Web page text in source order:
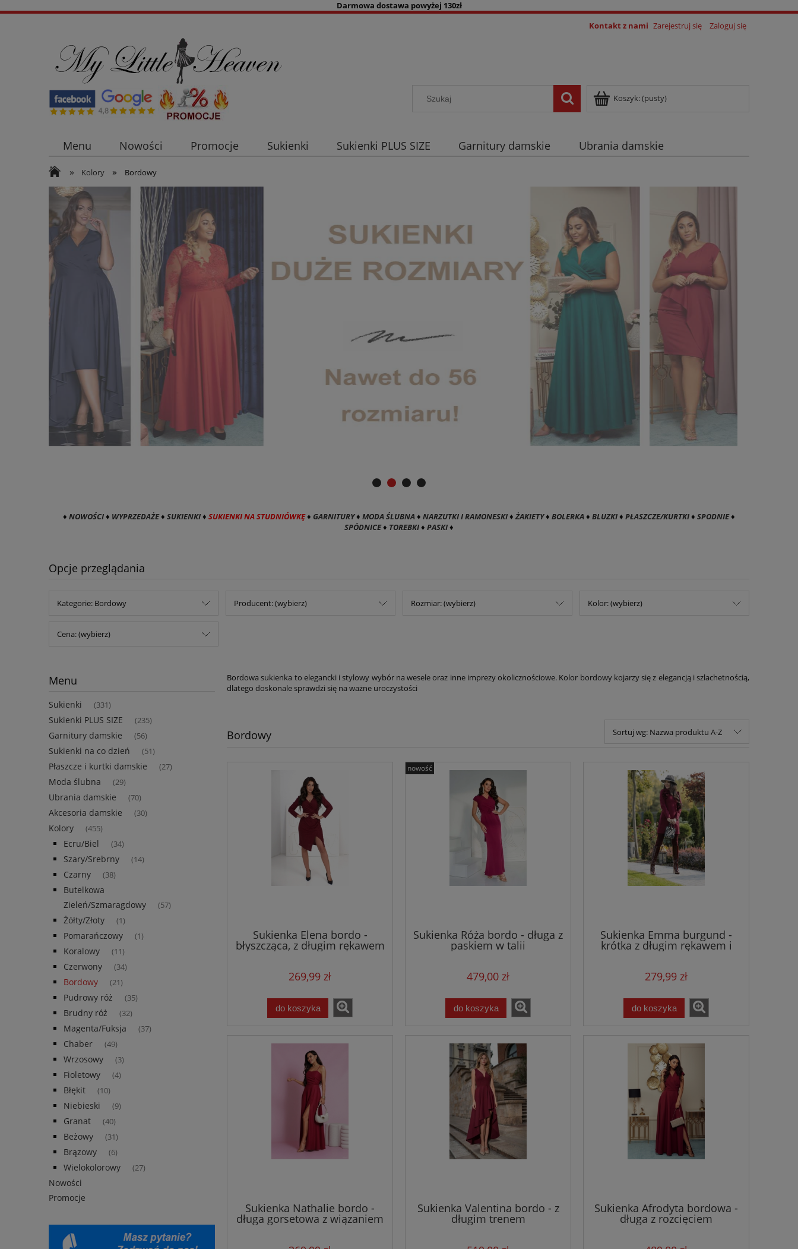
Darmowa dostawa powyżej 130zł
Kontakt z nami Zarejestruj się Zaloguj się
Koszyk:(pusty)
Menu Nowości Promocje Sukienki Sukienki PLUS SIZE Garnitury damskie
Ubrania damskie
Płaszcze i kurtki damskie
» Kolory » Bordowy
♦ NOWOŚCI♦ WYPRZEDAŻE♦ SUKIENKI♦ SUKIENKI NA STUDNIÓWKĘ♦ GARNITURY♦ MODA ŚLUBNA♦ NARZUTKI I RAMONESKI♦ŻAKIETY♦ BOLERKA♦ BLUZKI♦ PŁASZCZE/KURTKI♦ SPODNIE♦
SPÓDNICE♦ TOREBKI♦ PASKI♦
Opcje przeglądania
Kategorie: Bordowy Producent: (wybierz) Rozmiar: (wybierz) Kolor: (wybierz)
Cena: (wybierz)
Menu
Sukienki (331)
Sukienki PLUS SIZE (235)
Garnitury damskie (56)
Sukienki na co dzień (51)
Płaszcze i kurtki damskie (27)
Moda ślubna (29)
Ubrania damskie (70)
Akcesoria damskie (30)
Kolory (455)
Ecru/Biel (34)
Szary/Srebrny (14)
Czarny (38)
Butelkowa
Zieleń/Szmaragdowy
(57)
Żółty/Złoty (1)
Pomarańczowy (1)
Koralowy (11)
Czerwony (34)
Bordowy (21)
Pudrowy róż (35)
Brudny róż (32)
Magenta/Fuksja (37)
Chaber (49)
Wrzosowy (3)
Fioletowy (4)
Błękit (10)
Niebieski (9)
Granat (40)
Beżowy (31)
Brązowy (6)
Wielokolorowy (27)
Nowości
Promocje
Bordowa sukienka to elegancki i stylowy wybór na wesele oraz inne imprezy okolicznościowe. Kolor bordowy kojarzy się z elegancją i szlachetnością,
dlatego doskonale sprawdzi się na ważne uroczystości
Bordowy Sortuj wg: Nazwa produktu A-Z
Sukienka Elena bordo -
błyszcząca, z długim rękawem
i kopertowym dekoltem
269,99 zł
do koszyka
Sukienka Róża bordo - długa z
paskiem w talii
479,00 zł
do koszyka
nowość
Sukienka Emma burgund -
krótka z długim rękawem i
dopinanym kwiatem
279,99 zł
do koszyka
Sukienka Nathalie bordo -
długa gorsetowa z wiązaniem
Sukienka Valentina bordo - z
długim trenem
Sukienka Afrodyta bordowa -
długa z rozcięciem